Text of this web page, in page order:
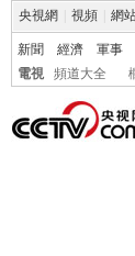
央視網 視頻 網
新聞 經濟 軍事
電視
頻道大全